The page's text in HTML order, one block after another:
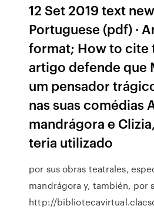
12 Set 2019 text
Portuguese (pdf) ·
format; How to cite
artigo defende que
um pensador
nas suas comédias
mandrágora e
teria utilizado
por sus obras teatrales,
mandrágora y, también, por
http://